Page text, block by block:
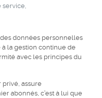
données personnelles
à la gestion continue de
avec les principes du
assure
abonnés, c’est à lui que